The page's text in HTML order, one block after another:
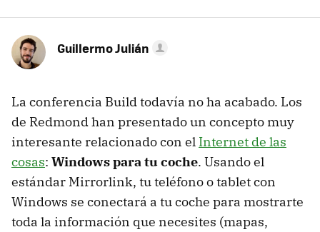
Guillermo Julián
La conferencia Build todavía no ha acabado. Los
de Redmond han presentado un concepto muy
interesante relacionado con el Internet de las
cosas: Windows para tu coche. Usando el
estándar Mirrorlink, tu teléfono o tablet con
Windows se conectará a tu coche para mostrarte
toda la información que necesites (mapas,